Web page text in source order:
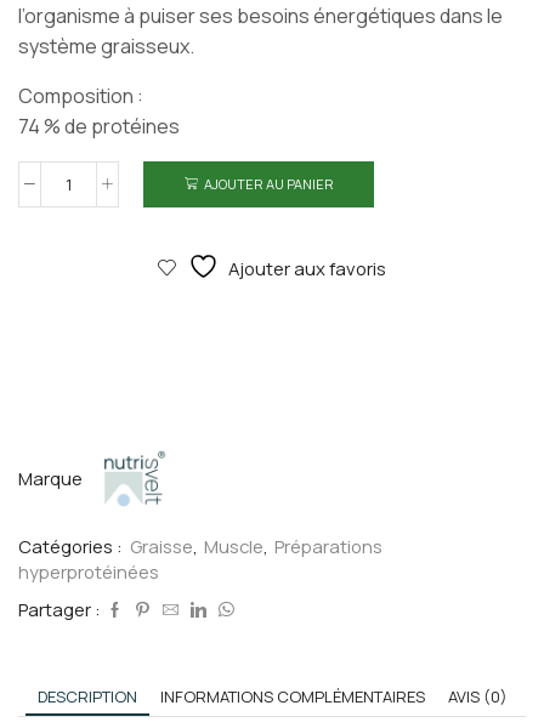
l’organisme à puiser ses besoins énergétiques dans le
système graisseux.
Composition :
74 % de protéines
quantité
AJOUTER AU PANIER
Ajouter aux favoris
Marque
Catégories : Graisse Muscle Préparations
hyperprotéinées
Partager :
DESCRIPTION INFORMATIONS COMPLÉMENTAIRES AVIS (0)